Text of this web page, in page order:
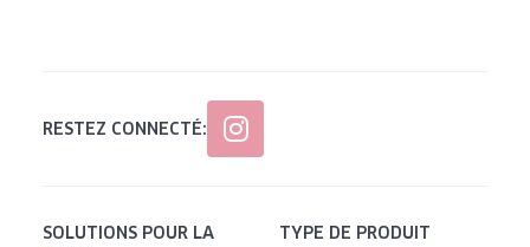
Âge : 55+
RESTEZ CONNECTÉ:
SOLUTIONS POUR LA
TYPE DE PRODUIT